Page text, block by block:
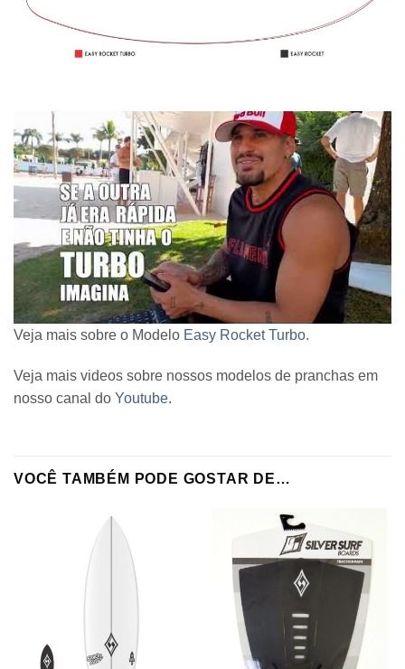
Veja mais sobre o Modelo Easy Rocket Turbo.
Veja mais videos sobre nossos modelos de pranchas em
nosso canal do Youtube.
VOCÊ TAMBÉM PODE GOSTAR DE…